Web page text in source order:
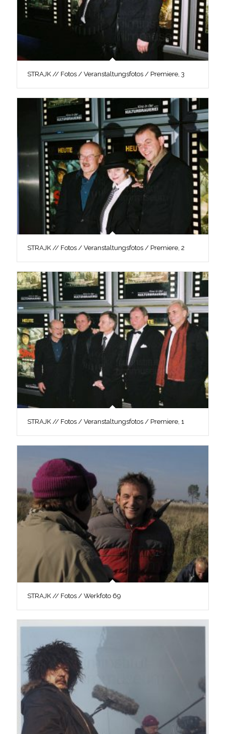
STRAJK // Fotos / Veranstaltungsfotos / Premiere, 3
STRAJK // Fotos / Veranstaltungsfotos / Premiere, 2
STRAJK // Fotos / Veranstaltungsfotos / Premiere, 1
STRAJK // Fotos / Werkfoto 69